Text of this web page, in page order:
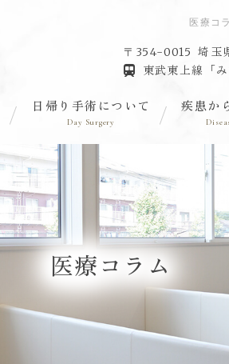
医療コ
〒354-0015 埼玉
東武東上線「
日帰り手術について
Day Surgery
疾患か
医療コラム